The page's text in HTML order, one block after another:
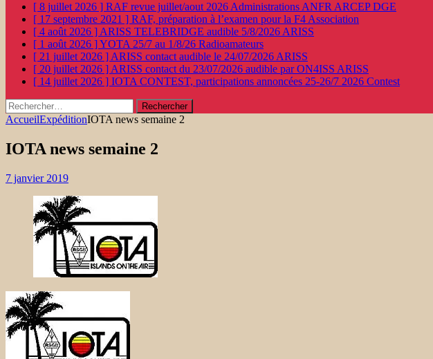
[ 8 juillet 2026 ] RAF revue juillet/aout 2026 Administrations ANFR ARCEP DGE
[ 17 septembre 2021 ] RAF, préparation à l’examen pour la F4 Association
[ 4 août 2026 ] ARISS TELEBRIDGE audible 5/8/2026 ARISS
[ 1 août 2026 ]YOTA 25/7 au 1/8/26 Radioamateurs
[ 21 juillet 2026 ] ARISS contact audible le 24/07/2026 ARISS
[ 20 juillet 2026 ] ARISS contact du 23/07/2026 audible par ON4ISS ARISS
[ 14 juillet 2026 ] IOTA CONTEST, participations annoncées 25-26/7 2026 Contest
Rechercher :
AccueilExpéditionIOTA news semaine 2
IOTA news semaine 2
7 janvier 2019